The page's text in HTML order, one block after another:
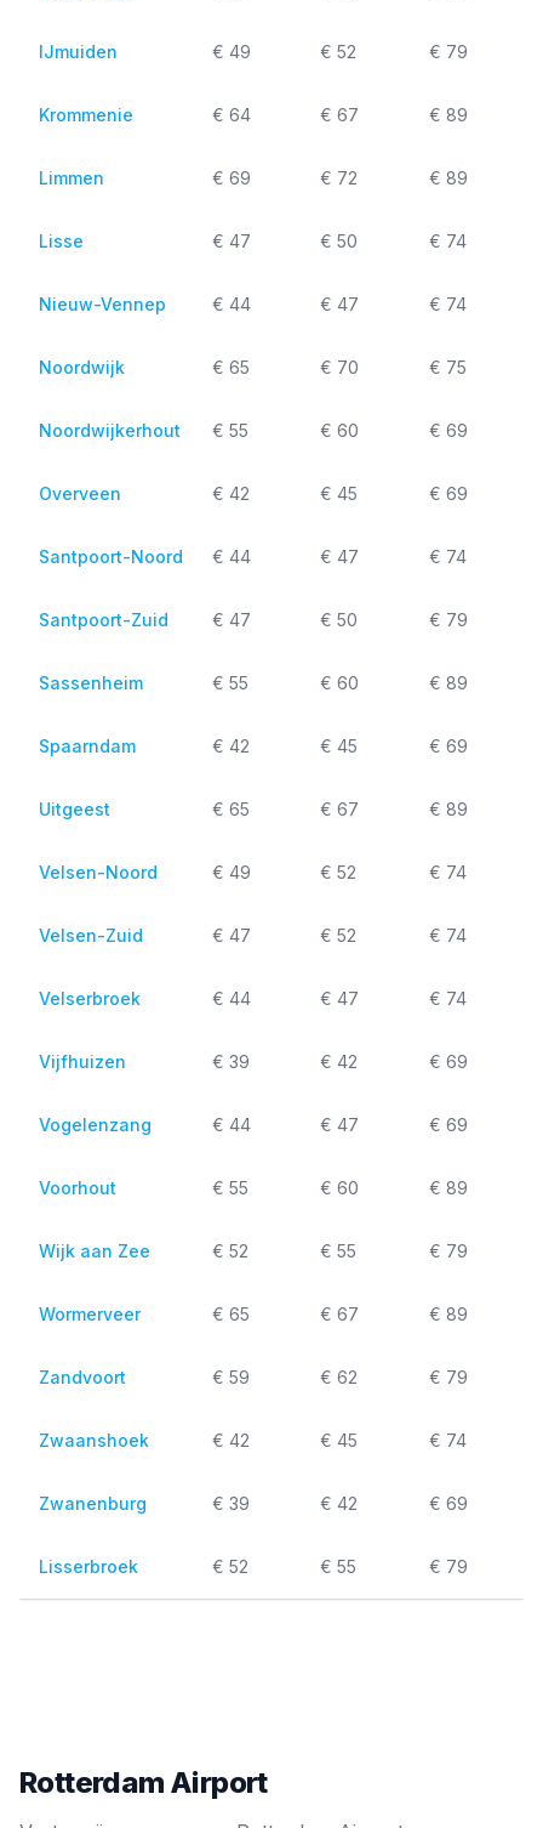
IJmuiden € 49 € 52 € 79
Krommenie € 64 € 67 € 89
Limmen € 69 € 72 € 89
Lisse € 47 € 50 € 74
Nieuw-Vennep € 44 € 47 € 74
Noordwijk € 65 € 70 € 75
Noordwijkerhout € 55 € 60 € 69
Overveen € 42 € 45 € 69
Santpoort-Noord € 44 € 47 € 74
Santpoort-Zuid € 47 € 50 € 79
Sassenheim € 55 € 60 € 89
Spaarndam € 42 € 45 € 69
Uitgeest € 65 € 67 € 89
Velsen-Noord € 49 € 52 € 74
Velsen-Zuid € 47 € 52 € 74
Velserbroek € 44 € 47 € 74
Vijfhuizen € 39 € 42 € 69
Vogelenzang € 44 € 47 € 69
Voorhout € 55 € 60 € 89
Wijk aan Zee € 52 € 55 € 79
Wormerveer € 65 € 67 € 89
Zandvoort € 59 € 62 € 79
Zwaanshoek € 42 € 45 € 74
Zwanenburg € 39 € 42 € 69
Lisserbroek € 52 € 55 € 79
Rotterdam Airport